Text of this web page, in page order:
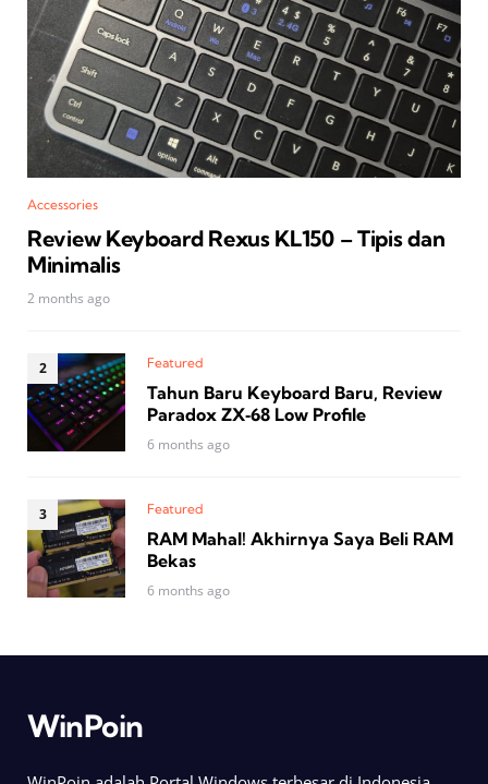
Accessories
Review Keyboard Rexus KL150 – Tipis dan
Minimalis
2 months ago
Featured
Tahun Baru Keyboard Baru, Review
Paradox ZX‑68 Low Profile
6 months ago
Featured
RAM Mahal! Akhirnya Saya Beli RAM
Bekas
6 months ago
WinPoin